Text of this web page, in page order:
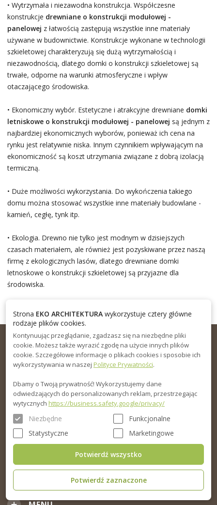
• Wytrzymała i niezawodna konstrukcja. Współczesne
konstrukcje drewniane o konstrukcji modułowej -
panelowej z łatwością zastępują wszystkie inne materiały
używane w budownictwie. Konstrukcje wykonane w technologii
szkieletowej charakteryzują się dużą wytrzymałością i
niezawodnością, dlatego domki o konstrukcji szkieletowej są
trwałe, odporne na warunki atmosferyczne i wpływ
otaczającego środowiska.
• Ekonomiczny wybór. Estetyczne i atrakcyjne drewniane domki
letniskowe o konstrukcji modułowej - panelowej są jednym z
najbardziej ekonomicznych wyborów, ponieważ ich cena na
rynku jest relatywnie niska. Innym czynnikiem wpływającym na
ekonomiczność są koszt utrzymania związane z dobrą izolacją
termiczną.
• Duże możliwości wykorzystania. Do wykończenia takiego
domu można stosować wszystkie inne materiały budowlane -
kamień, cegłę, tynk itp.
• Ekologia. Drewno nie tylko jest modnym w dzisiejszych
czasach materiałem, ale również jest pozyskiwane przez naszą
firmę z ekologicznych lasów, dlatego drewniane domki
letnoskowe o konstrukcji szkieletowej są przyjazne dla
środowiska.
KONTAKT
sklep@domyekoarchitektura.pl
+48 856 723 031
Czas pracy: Pn-Pt od 8h do 18h
Ul. Elewatorska 10, Białystok
Strona EKO ARCHITEKTURAwykorzystuje cztery główne
rodzaje plików cookies.
Kontynuując przeglądanie, zgadzasz się na niezbędne pliki
cookie. Możesz także wyrazić zgodę na użycie innych plików
cookie. Szczegółowe informacje o plikach cookies i sposobie ich
wykorzystywania w naszej Polityce Prywatności.
Dbamy o Twoją prywatność! Wykorzystujemy dane
odwiedzających do personalizowanych reklam, przestrzegając
wytycznych https://business.safety.google/privacy/
Niezbędne
Funkcjonalne
Statystyczne
Marketingowe
Potwierdź zaznaczone
Potwierdź wszystko